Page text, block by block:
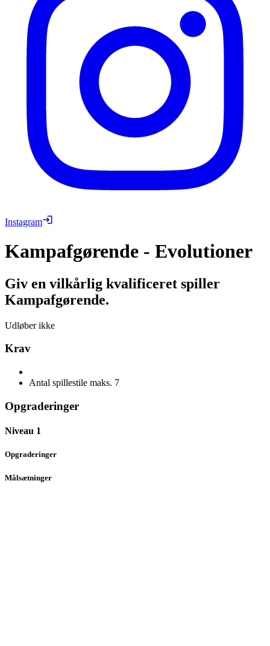
Instagram
Kampafgørende - Evolutioner
Giv en vilkårlig kvalificeret spiller
Kampafgørende.
Udløber ikke
Krav
Antal spillestile maks. 7
Opgraderinger
Niveau 1
Opgraderinger
Målsætninger